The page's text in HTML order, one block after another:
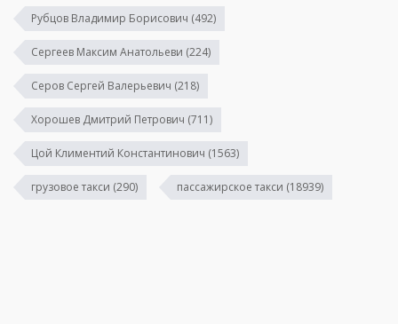
Рубцов Владимир Борисович (492)
Сергеев Максим Анатольеви (224)
Серов Сергей Валерьевич (218)
Хорошев Дмитрий Петрович (711)
Цой Климентий Константинович (1563)
грузовое такси (290) пассажирское такси (18939)